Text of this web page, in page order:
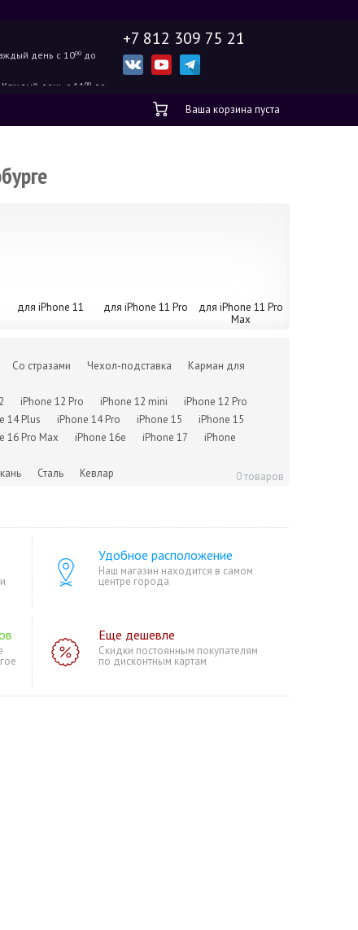
+7 812 309 75 21
день с 1000 до
Каждый день с 11 00 до
Ваша корзина пуста
для iPhone 11 для iPhone 11 Pro
для iPhone 11 Pro
Max
для iPhone XS Max
Со стразами Чехол-подставка
Карман для
iPhone 12 Pro iPhone 12 mini
iPhone 12 Pro
14 Plus iPhone 14 Pro iPhone 15
iPhone 15
16 Pro Max iPhone 16e iPhone 17
iPhone
Сталь Кевлар 0 товаров
Удобное расположение
Наш магазин находится в самом
центре города
Еще дешевле
Скидки постоянным покупателям
по дисконтным картам